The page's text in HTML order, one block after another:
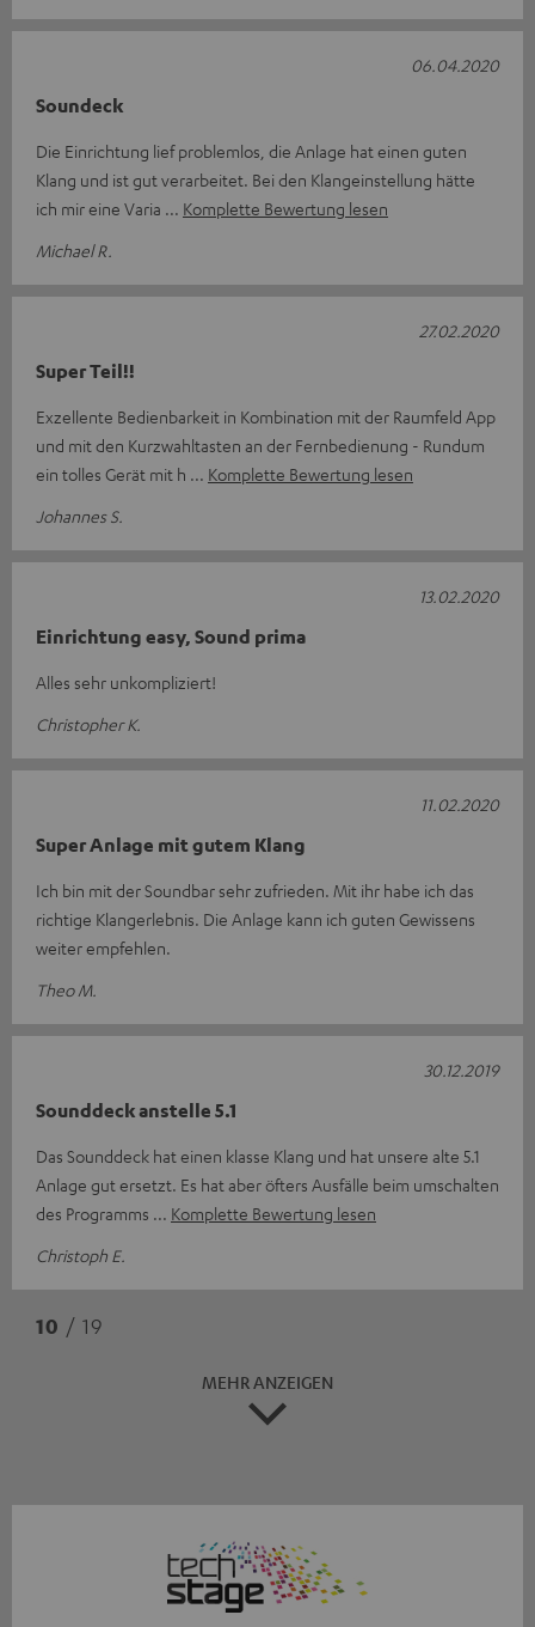
Soundeck
Die Einrichtung lief problemlos, die Anlage hat einen guten
Klang und ist gut verarbeitet. Bei den Klangeinstellung hätte
ich mir eine Varia
Komplette Bewertung lesen
Michael R.
06.04.2020
Super Teil!!
Exzellente Bedienbarkeit in Kombination mit der Raumfeld App
und mit den Kurzwahltasten an der Fernbedienung - Rundum
ein tolles Gerät mit h
Komplette Bewertung lesen
Johannes S.
27.02.2020
Einrichtung easy, Sound prima
Alles sehr unkompliziert!
Christopher K.
13.02.2020
Super Anlage mit gutem Klang
Ich bin mit der Soundbar sehr zufrieden. Mit ihr habe ich das
richtige Klangerlebnis. Die Anlage kann ich guten Gewissens
weiter empfehlen.
Theo M.
11.02.2020
Sounddeck anstelle 5.1
Das Sounddeck hat einen klasse Klang und hat unsere alte 5.1
Anlage gut ersetzt. Es hat aber öfters Ausfälle beim umschalten
des Programms
Komplette Bewertung lesen
Christoph E.
30.12.2019
10 / 19
MEHR ANZEIGEN